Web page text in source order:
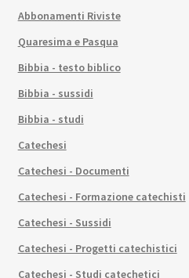
Abbonamenti Riviste
Quaresima e Pasqua
Bibbia - testo biblico
Bibbia - sussidi
Bibbia - studi
Catechesi
Catechesi - Documenti
Catechesi - Formazione catechisti
Catechesi - Sussidi
Catechesi - Progetti catechistici
Catechesi - Studi catechetici